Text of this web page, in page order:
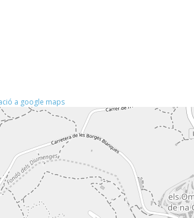
a google maps